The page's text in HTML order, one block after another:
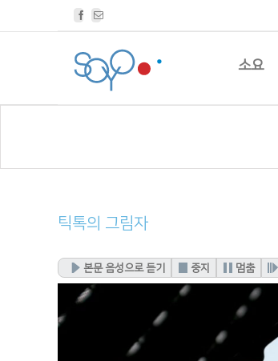
Facebook
소요
틱톡의 그림자
본문 음성으로 듣기 중지 멈춤